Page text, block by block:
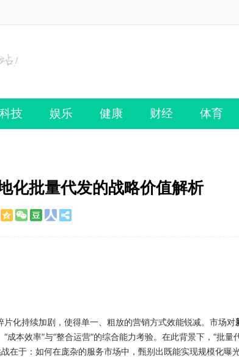
科技 娱乐 健康 财经 体育
化批量代发的战略价值解析
化持续加剧，使得单一、粗放的营销方式效能锐减。市场对
成本效率”与“整合运营”的综合能力考验。在此背景下，“批量
在于：如何在庞杂的服务市场中，甄别出既能实现规模化曝